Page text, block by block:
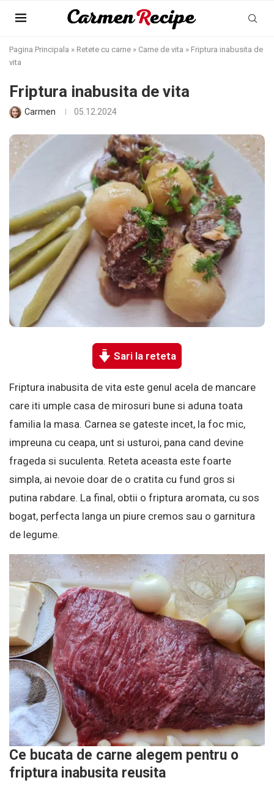
Pagina Principala » Retete cu carne » Carne de vita » Friptura inabusita de
vita
Friptura inabusita de vita
Carmen 05.12.2024
Sari la reteta
Friptura inabusita de vita este genul acela de mancare
care iti umple casa de mirosuri bune si aduna toata
familia la masa. Carnea se gateste incet, la foc mic,
impreuna cu ceapa, unt si usturoi, pana cand devine
frageda si suculenta. Reteta aceasta este foarte
simpla, ai nevoie doar de o cratita cu fund gros si
putina rabdare. La final, obtii o friptura aromata, cu sos
bogat, perfecta langa un piure cremos sau o garnitura
de legume.
Ce bucata de carne alegem pentru o
friptura inabusita reusita